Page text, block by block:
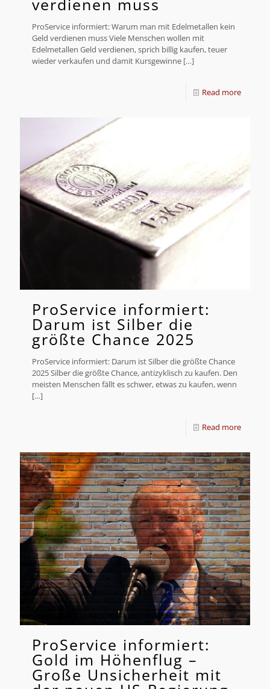
verdienen muss
ProService informiert: Warum man mit Edelmetallen kein
Geld verdienen muss Viele Menschen wollen mit
Edelmetallen Geld verdienen, sprich billig kaufen, teuer
wieder verkaufen und damit Kursgewinne […]
Read more
ProService informiert:
Darum ist Silber die
größte Chance 2025
ProService informiert: Darum ist Silber die größte Chance
2025 Silber die größte Chance, antizyklisch zu kaufen. Den
meisten Menschen fällt es schwer, etwas zu kaufen, wenn
[…]
Read more
ProService informiert:
Gold im Höhenflug –
Große Unsicherheit mit